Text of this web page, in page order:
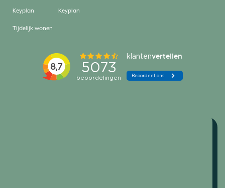
Keyplan
Tijdelijk wonen
Keyplan